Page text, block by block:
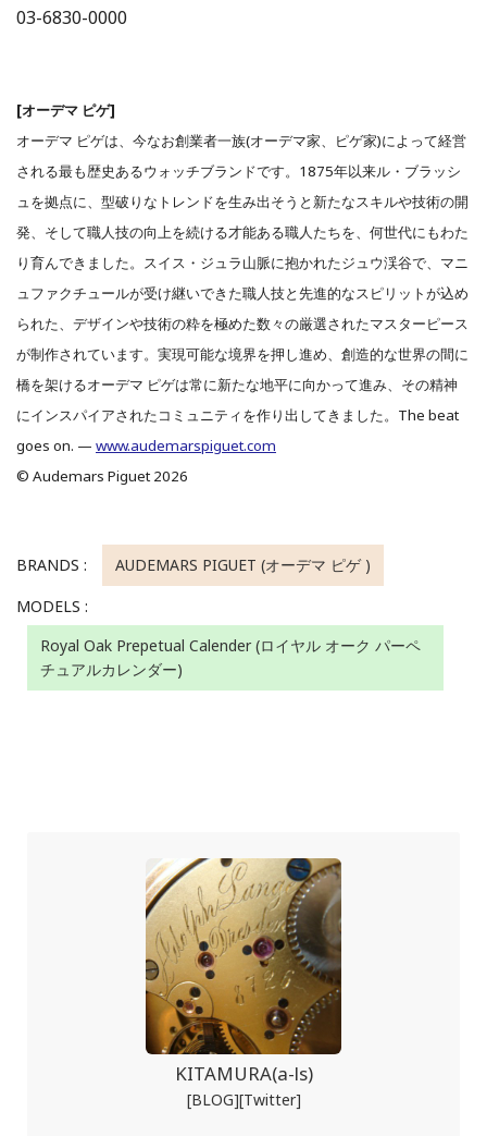
03-6830-0000
[オーデマ ピゲ]
オーデマ ピゲは、今なお創業者一族(オーデマ家、ピゲ家)によって経営
される最も歴史あるウォッチブランドです。1875年以来ル・ブラッシ
ュを拠点に、型破りなトレンドを生み出そうと新たなスキルや技術の開
発、そして職人技の向上を続ける才能ある職人たちを、何世代にもわた
り育んできました。スイス・ジュラ山脈に抱かれたジュウ渓谷で、マニ
ュファクチュールが受け継いできた職人技と先進的なスピリットが込め
られた、デザインや技術の粋を極めた数々の厳選されたマスターピース
が制作されています。実現可能な境界を押し進め、創造的な世界の間に
橋を架けるオーデマ ピゲは常に新たな地平に向かって進み、その精神
にインスパイアされたコミュニティを作り出してきました。The beat
goes on. — www.audemarspiguet.com
© Audemars Piguet 2026
BRANDS :
AUDEMARS PIGUET (オーデマ ピゲ )
MODELS :
Royal Oak Prepetual Calender (ロイヤル オーク パーペ
チュアルカレンダー)
KITAMURA(a-ls)
[BLOG][Twitter]